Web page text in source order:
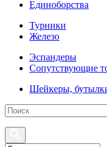
Единоборства
Турники
Железо
Эспандеры
Сопутствующие
Шейкеры,